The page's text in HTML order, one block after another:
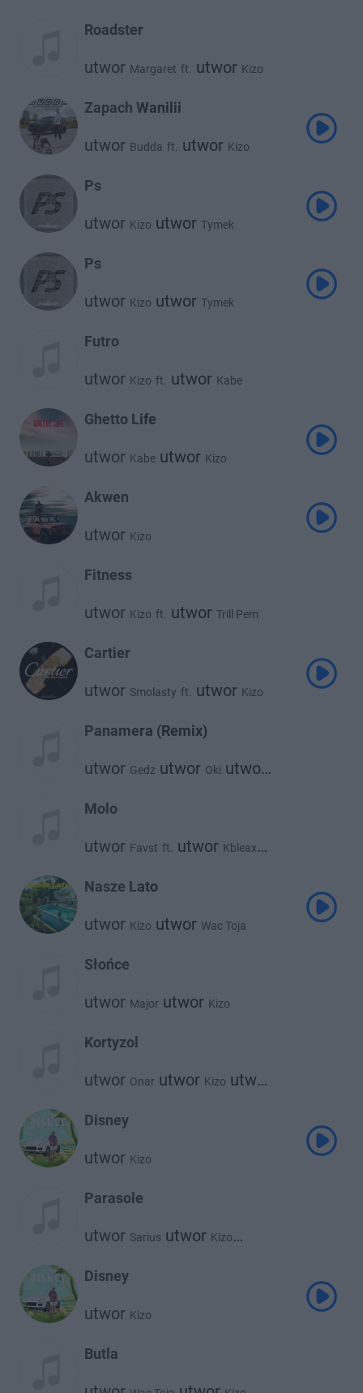
Roadster
utwor Margaret ft. utwor Kizo
Zapach Wanilii
utwor Budda ft. utwor Kizo
Ps
utwor Kizo utwor Tymek
Ps
utwor Kizo utwor Tymek
Futro
utwor Kizo ft. utwor Kabe
Ghetto Life
utwor Kabe utwor Kizo
Akwen
utwor Kizo
Fitness
utwor Kizo ft. utwor Trill Pem
Cartier
utwor Smolasty ft. utwor Kizo
Panamera (Remix)
utwor Gedz utwor Oki utwor
Catch Up
Molo
utwor Favst ft. utwor Kbleax
Nasze Lato
utwor Kizo utwor Wac Toja
Słońce
utwor Major utwor Kizo
Kortyzol
utwor Onar utwor Kizo utwor
Disney
utwor Kizo
Parasole
utwor Sarius utwor Kizo
Disney
utwor Kizo
Butla